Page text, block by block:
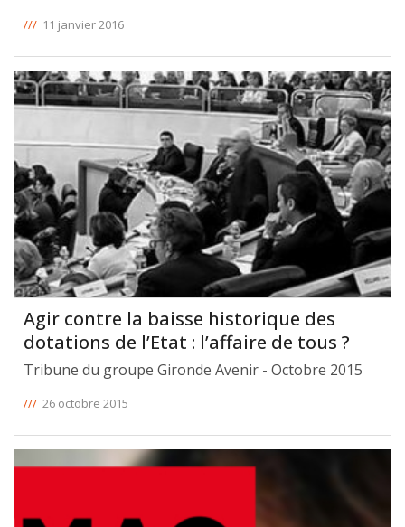
/// 11 janvier 2016
Agir contre la baisse historique des
dotations de l’Etat : l’affaire de tous ?
Tribune du groupe Gironde Avenir - Octobre 2015
/// 26 octobre 2015